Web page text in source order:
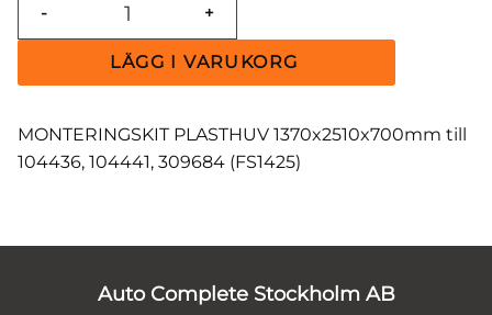
+
-
MONTERINGSKIT PLASTHUV 1370x2510x700mm till
104436, 104441, 309684 (FS1425)
Auto Complete Stockholm AB